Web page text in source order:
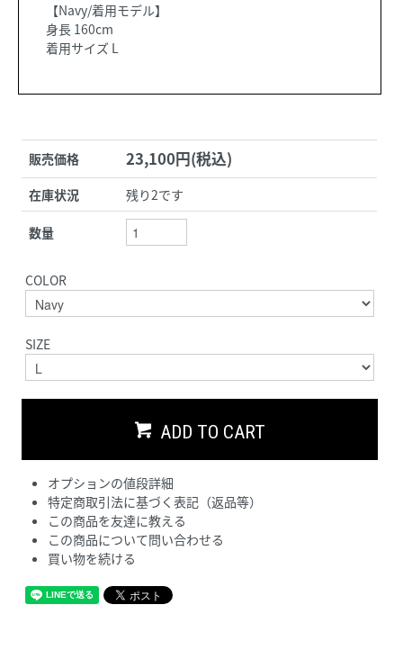
【Navy/着用モデル】
身長 160cm
着用サイズ L
販売価格 23,100円(税込)
在庫状況 残り2です
数量
COLOR
SIZE
ADD TO CART
オプションの値段詳細
特定商取引法に基づく表記（返品等）
この商品を友達に教える
この商品について問い合わせる
買い物を続ける